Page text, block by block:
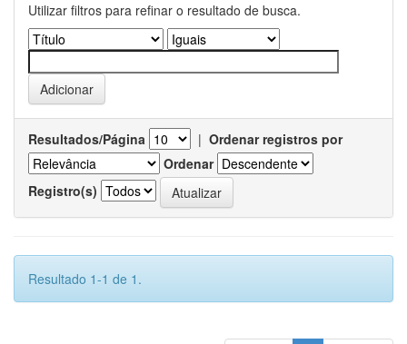
Utilizar filtros para refinar o resultado de busca.
Resultados/Página | Ordenar registros por
Ordenar
Registro(s)
Resultado 1-1 de 1.